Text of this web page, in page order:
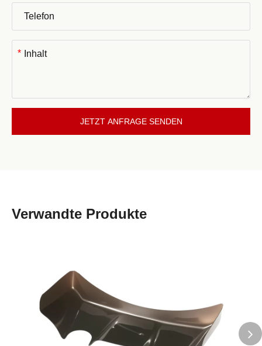
*
JETZT ANFRAGE SENDEN
Verwandte Produkte